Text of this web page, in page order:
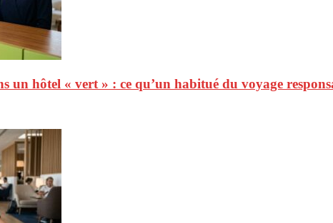
un hôtel « vert » : ce qu’un habitué du voyage